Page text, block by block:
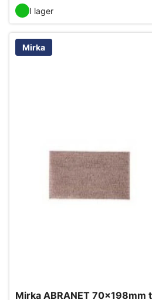
I lager
Mirka
Mirka ABRANET 70x198mm